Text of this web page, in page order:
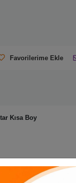
Favorilerime Ekle
Kısa Boy